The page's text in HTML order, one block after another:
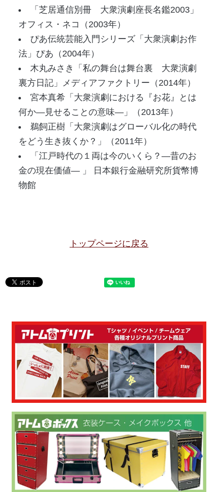
「芝居通信別冊 大衆演劇座長名鑑2003」
オフィス・ネコ（2003年）
ぴあ伝統芸能入門シリーズ「大衆演劇お作
法」ぴあ（2004年）
木丸みさき「私の舞台は舞台裏 大衆演劇
裏方日記」メディアファクトリー（2014年）
宮本真希「大衆演劇における『お花』とは
何か―見せることの意味―」（2013年）
鵜飼正樹「大衆演劇はグローバル化の時代
をどう生き抜くか？」（2011年）
「江戸時代の１両は今のいくら？―昔のお
金の現在価値― 」 日本銀行金融研究所貨幣博
物館
トップページに戻る